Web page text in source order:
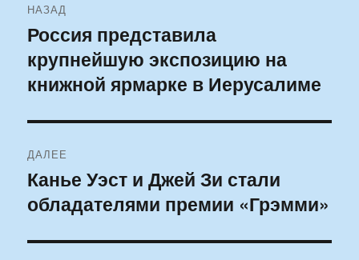
по
записям
НАЗАД
Предыдущая
запись:
Россия представила
крупнейшую экспозицию на
книжной ярмарке в Иерусалиме
ДАЛЕЕ
Следующая
запись:
Канье Уэст и Джей Зи стали
обладателями премии «Грэмми»